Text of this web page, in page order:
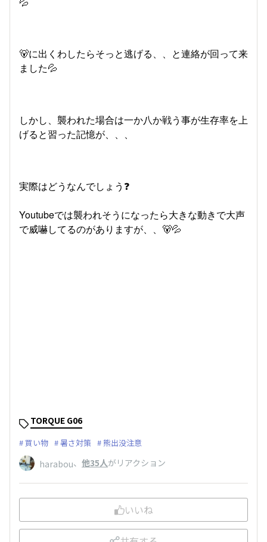
🐻に出くわしたらそっと逃げる、、と連絡が回って来
ました💦
しかし、襲われた場合は一か八か戦う事が生存率を上
げると習った記憶が、、、
実際はどうなんでしょう❓️
Youtubeでは襲われそうになったら大きな動きで大声
で威嚇してるのがありますが、、🐻💦
TORQUE G06
買い物 暑さ対策 熊出没注意
harabou、 他35人がリアクション
いいね